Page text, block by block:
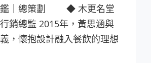
鑑｜總策劃 ◆ 木更名堂
銷總監 2015年，黃思涵與
，懷抱設計融入餐飲的理想